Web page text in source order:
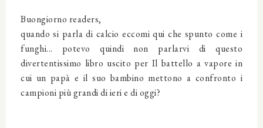
Buongiorno readers,
quando si parla di calcio eccomi qui che spunto come i
funghi... potevo quindi non parlarvi di questo
divertentissimo libro uscito per Il battello a vapore in
cui un papà e il suo bambino mettono a confronto i
campioni più grandi di ieri e di oggi?